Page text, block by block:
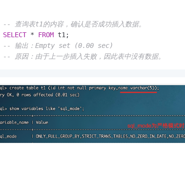
-- 查询表t1的内容，确认是否成功插入数据。
SELECT * FROM
-- 输出：Empty set (0.00 sec)
-- 原因：由于上一步插入失败，因此表中没有数据。